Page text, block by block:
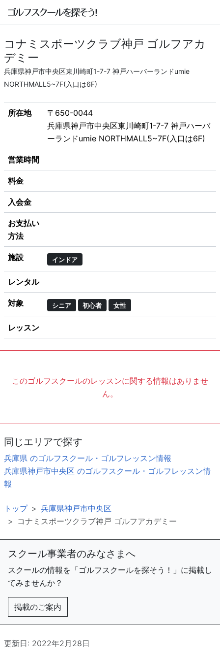
コナミスポーツクラブ神戸 ゴルフアカ
デミー
兵庫県神戸市中央区東川崎町1-7-7 神戸ハーバーランドumie
NORTHMALL5~7F(入口は6F)
所在地
〒650-0044
兵庫県神戸市中央区東川崎町1-7-7 神戸ハーバ
ーランドumie NORTHMALL5~7F(入口は6F)
営業時間
料金
入会金
お支払い
方法
施設 インドア
レンタル
対象 シニア 初心者 女性
レッスン
このゴルフスクールのレッスンに関する情報はありませ
ん。
同じエリアで探す
兵庫県 のゴルフスクール・ゴルフレッスン情報
兵庫県神戸市中央区 のゴルフスクール・ゴルフレッスン情
報
トップ
兵庫県神戸市中央区
コナミスポーツクラブ神戸 ゴルフアカデミー
スクール事業者のみなさまへ
スクールの情報を「ゴルフスクールを探そう！」に掲載し
てみませんか？
掲載のご案内
更新日: 2022年2月28日